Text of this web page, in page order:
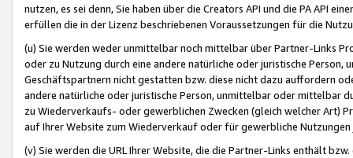
nutzen, es sei denn, Sie haben über die Creators API und die PA API
erfüllen die in der Lizenz beschriebenen Voraussetzungen für die
(u) Sie werden weder unmittelbar noch mittelbar über Partner-Links
oder zu Nutzung durch eine andere natürliche oder juristische
Geschäftspartnern nicht gestatten bzw. diese nicht dazu auffordern
andere natürliche oder juristische Person, unmittelbar oder mittelbar
zu Wiederverkaufs- oder gewerblichen Zwecken (gleich welcher Art)
auf Ihrer Website zum Wiederverkauf oder für gewerbliche
(v) Sie werden die URL Ihrer Website, die die Partner-Links enthält